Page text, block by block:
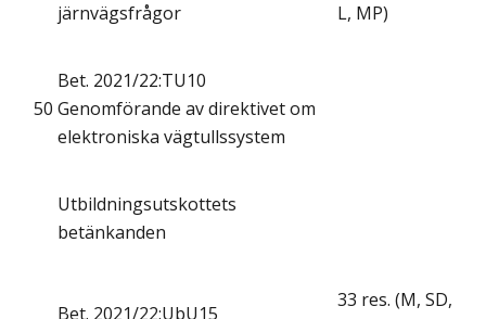
järnvägsfrågor
L, MP)
50
Bet. 2021/22:TU10
Genomförande av direktivet om
elektroniska vägtullssystem
Utbildningsutskottets
betänkanden
Bet. 2021/22:UbU15
33 res. (M, SD,